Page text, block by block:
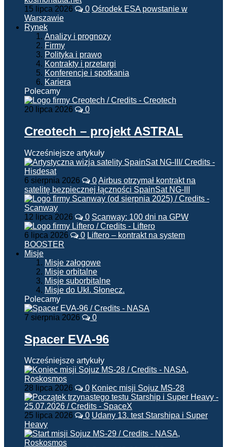
15 lipca 2026 0 Ośrodek ESA powstanie w
Warszawie
Rynek
Analizy i prognozy
Firmy
Polityka i prawo
Kontrakty i przetargi
Konferencje i spotkania
Kariera
Polecamy
20 lipca 2026 0
Creotech – projekt ASTRAL
Wcześniejsze artykuły
6 sierpnia 2026 0Airbus otrzymał kontrakt na
satelitę bezpiecznej łączności SpainSat NG-III
12 lipca 2026 0 Scanway: 100 dni na GPW
6 lipca 2026 0 Liftero – kontrakt na system
BOOSTER
Misje
Misje załogowe
Misje orbitalne
Misje suborbitalne
Misje do Ukł. Słonecz.
Polecamy
7 sierpnia 2026 0
Spacer EVA-96
Wcześniejsze artykuły
28 lipca 2026 0 Koniec misji Sojuz MS-28
25 lipca 2026 0 Udany 13. test Starshipa i Super
Heavy